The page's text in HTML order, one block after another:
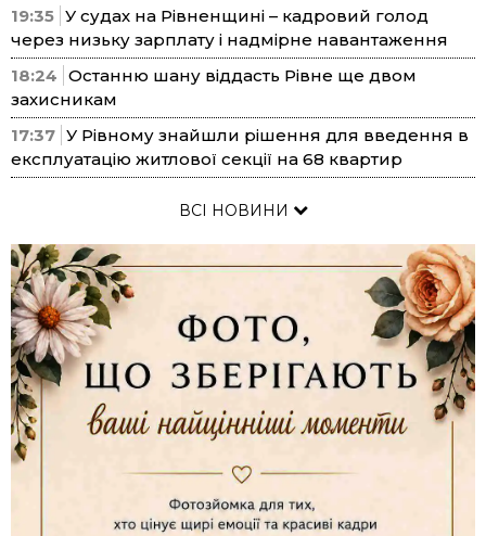
19:35 У судах на Рівненщині – кадровий голод
через низьку зарплату і надмірне навантаження
18:24 Останню шану віддасть Рівне ще двом
захисникам
17:37 У Рівному знайшли рішення для введення в
експлуатацію житлової секції на 68 квартир
ВСІ НОВИНИ